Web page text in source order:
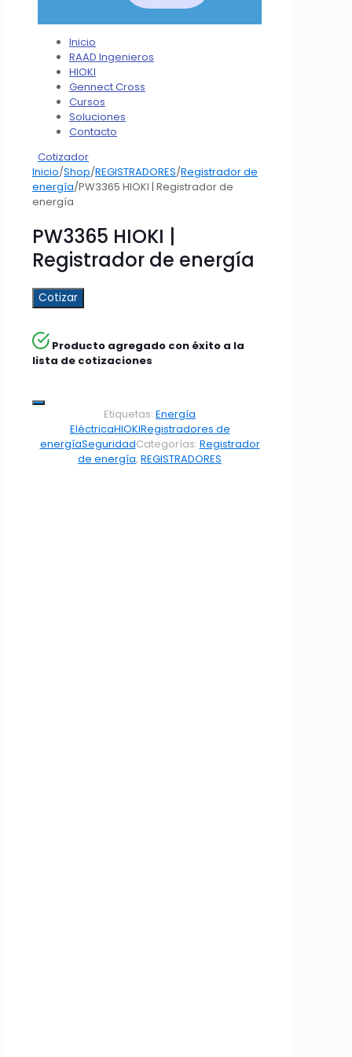
Inicio
RAAD Ingenieros
HIOKI
Gennect Cross
Cursos
Soluciones
Contacto
Cotizador
Inicio/Shop/REGISTRADORES/Registrador de
energía/PW3365 HIOKI | Registrador de
energía
PW3365 HIOKI |
Registrador de energía
Cotizar
Producto agregado con éxito a la
lista de cotizaciones
Etiquetas: Energía
EléctricaHIOKIRegistradores de
energíaSeguridadCategorías: Registrador
de energía, REGISTRADORES